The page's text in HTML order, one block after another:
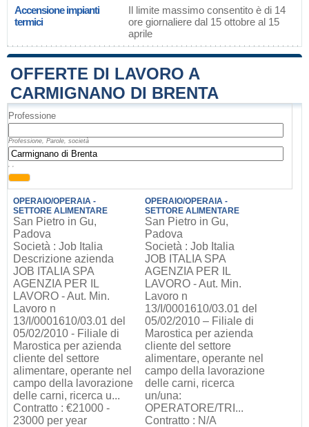
Accensione impianti
termici
Il limite massimo consentito è di 14
ore giornaliere dal 15 ottobre al 15
aprile
OFFERTE DI LAVORO A
CARMIGNANO DI BRENTA
Professione
Professione, Parole, società
, ,
OPERAIO/OPERAIA -
SETTORE ALIMENTARE
San Pietro in Gu,
Padova
Società : Job Italia
Descrizione azienda
JOB ITALIA SPA
AGENZIA PER IL
LAVORO - Aut. Min.
Lavoro n
13/I/0001610/03.01 del
05/02/2010 - Filiale di
Marostica per azienda
cliente del settore
alimentare, operante nel
campo della lavorazione
delle carni, ricerca u...
Contratto : €21000 -
23000 per year
OPERAIO/OPERAIA -
SETTORE ALIMENTARE
San Pietro in Gu,
Padova
Società : Job Italia
JOB ITALIA SPA
AGENZIA PER IL
LAVORO - Aut. Min.
Lavoro n
13/I/0001610/03.01 del
05/02/2010 – Filiale di
Marostica per azienda
cliente del settore
alimentare, operante nel
campo della lavorazione
delle carni, ricerca
un/una:
OPERATORE/TRI...
Contratto : N/A